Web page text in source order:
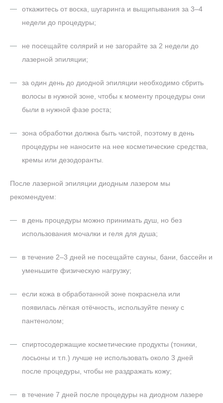
откажитесь от воска, шугаринга и выщипывания за 3–4
недели до процедуры;
не посещайте солярий и не загорайте за 2 недели до
лазерной эпиляции;
за один день до диодной эпиляции необходимо сбрить
волосы в нужной зоне, чтобы к моменту процедуры они
были в нужной фазе роста;
зона обработки должна быть чистой, поэтому в день
процедуры не наносите на нее косметические средства,
кремы или дезодоранты.
После лазерной эпиляции диодным лазером мы
рекомендуем:
в день процедуры можно принимать душ, но без
использования мочалки и геля для душа;
в течение 2–3 дней не посещайте сауны, бани, бассейн и
уменьшите физическую нагрузку;
если кожа в обработанной зоне покраснела или
появилась лёгкая отёчность, используйте пенку с
пантенолом;
спиртосодержащие косметические продукты (тоники,
лосьоны и т.п.) лучше не использовать около 3 дней
после процедуры, чтобы не раздражать кожу;
в течение 7 дней после процедуры на диодном лазере